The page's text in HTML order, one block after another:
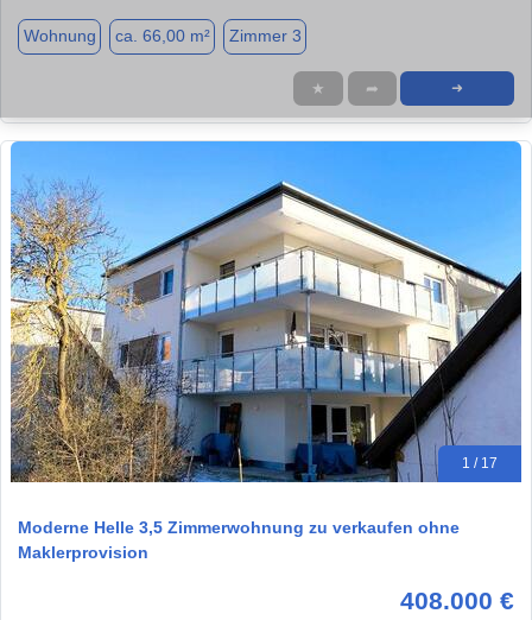
Wohnung ca. 66,00 m² Zimmer 3
★ ➦ ➜
1 / 17
Moderne Helle 3,5 Zimmerwohnung zu verkaufen ohne
Maklerprovision
408.000 €